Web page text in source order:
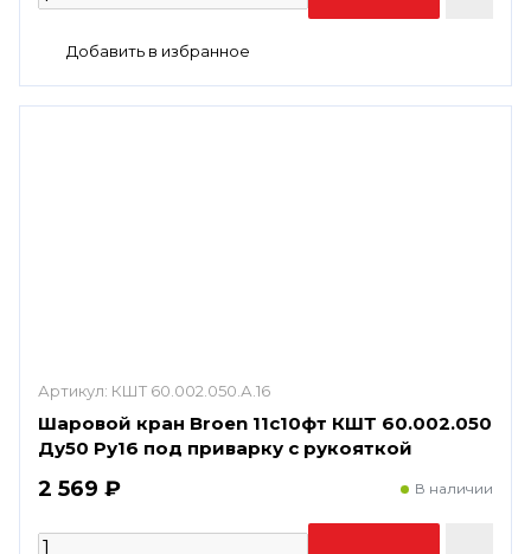
Артикул: КШТ 60.002.050.А.16
Шаровой кран Broen 11с10фт КШТ 60.002.050
Ду50 Ру16 под приварку с рукояткой
2 569 ₽ В наличии